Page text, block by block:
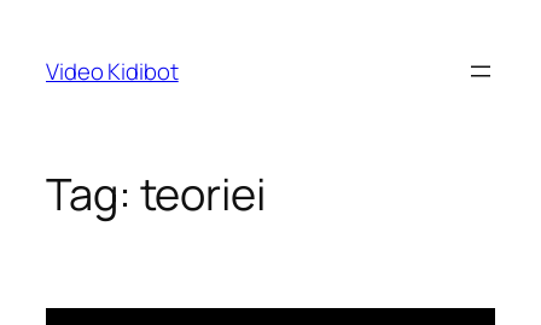
content
Video Kidibot
Tag: teoriei